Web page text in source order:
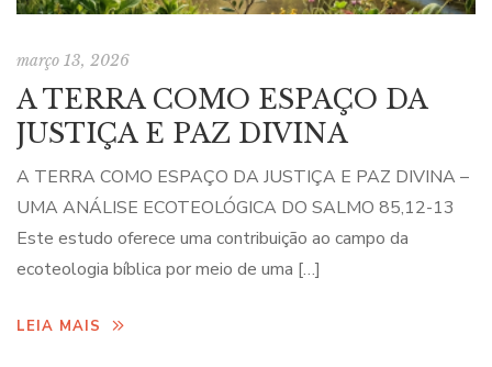
março 13, 2026
A TERRA COMO ESPAÇO DA
JUSTIÇA E PAZ DIVINA
A TERRA COMO ESPAÇO DA JUSTIÇA E PAZ DIVINA –
UMA ANÁLISE ECOTEOLÓGICA DO SALMO 85,12-13
Este estudo oferece uma contribuição ao campo da
ecoteologia bíblica por meio de uma […]
LEIA MAIS